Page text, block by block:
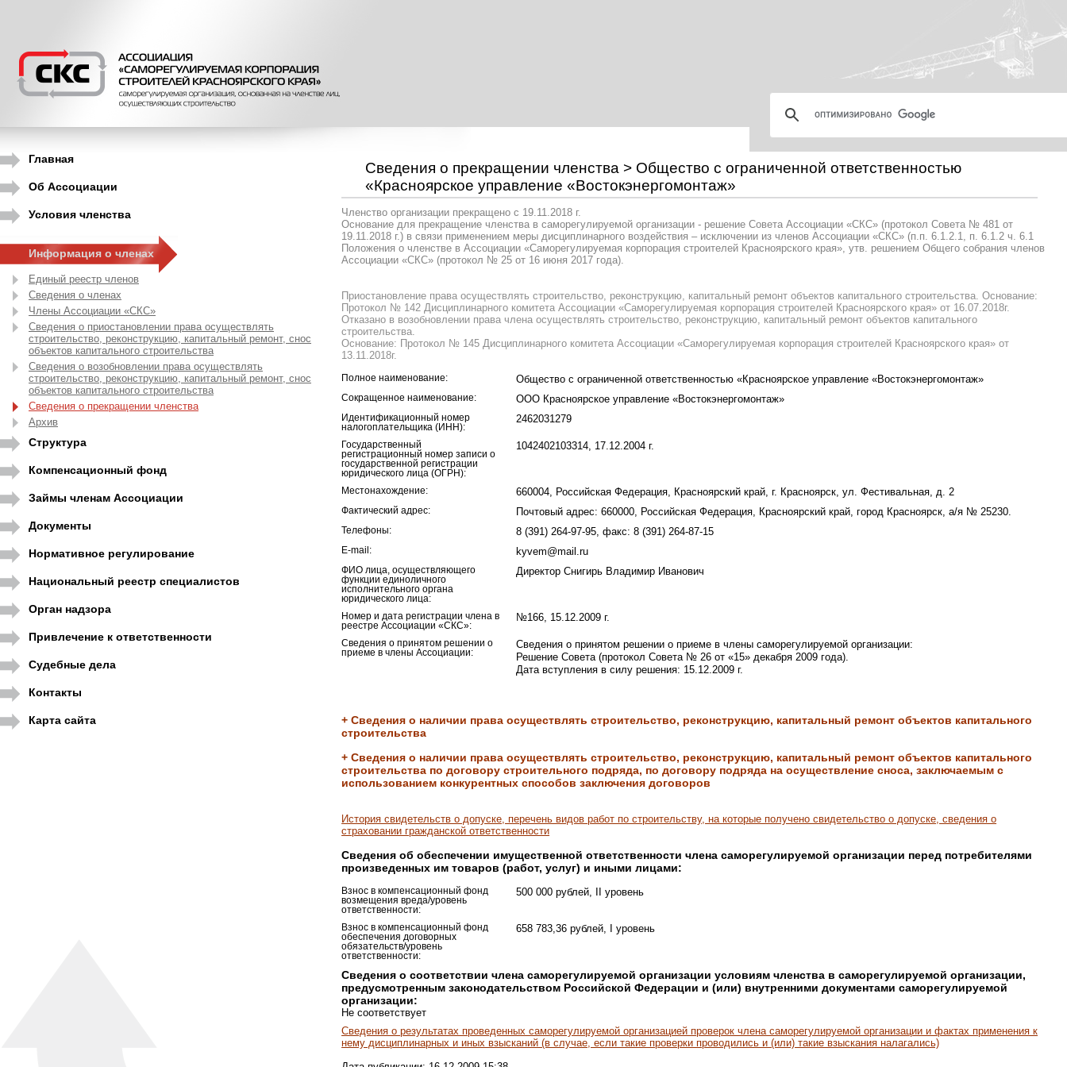
Главная
Об Ассоциации
Условия членства
Информация о членах
Единый реестр членов
Сведения о членах
Члены Ассоциации «СКС»
Сведения о приостановлении права осуществлять
строительство, реконструкцию, капитальный ремонт, снос
объектов капитального строительства
Сведения о возобновлении права осуществлять
строительство, реконструкцию, капитальный ремонт, снос
объектов капитального строительства
Сведения о прекращении членства
Архив
Структура
Компенсационный фонд
Займы членам Ассоциации
Документы
Нормативное регулирование
Национальный реестр специалистов
Орган надзора
Привлечение к ответственности
Судебные дела
Контакты
Карта сайта
Сведения о прекращении членства > Общество с ограниченной ответственностью
«Красноярское управление «Востокэнергомонтаж»
Членство организации прекращено с 19.11.2018 г.
Основание для прекращение членства в саморегулируемой организации - решениe Совета Ассоциации «СКС» (протокол Совета № 481 от
19.11.2018 г.) в связи применением меры дисциплинарного воздействия – исключении из членов Ассоциации «СКС» (п.п. 6.1.2.1, п. 6.1.2 ч. 6.1
Положения о членстве в Ассоциации «Саморегулируемая корпорация строителей Красноярского края», утв. решением Общего собрания членов
Ассоциации «СКС» (протокол № 25 от 16 июня 2017 года).
Приостановление права осуществлять строительство, реконструкцию, капитальный ремонт объектов капитального строительства. Основание:
Протокол № 142 Дисциплинарного комитета Ассоциации «Саморегулируемая корпорация строителей Красноярского края» от 16.07.2018г.
Отказано в возобновлении права члена осуществлять строительство, реконструкцию, капитальный ремонт объектов капитального
строительства.
Основание: Протокол № 145 Дисциплинарного комитета Ассоциации «Саморегулируемая корпорация строителей Красноярского края» от
13.11.2018г.
Полное наименование: Общество с ограниченной ответственностью «Красноярское управление «Востокэнергомонтаж»
Сокращенное наименование: ООО Красноярское управление «Востокэнергомонтаж»
Идентификационный номер
налогоплательщика (ИНН):
2462031279
Государственный
регистрационный номер записи о
государственной регистрации
юридического лица (ОГРН):
1042402103314, 17.12.2004 г.
Местонахождение: 660004, Российская Федерация, Красноярский край, г. Красноярск, ул. Фестивальная, д. 2
Фактический адрес: Почтовый адрес: 660000, Российская Федерация, Красноярский край, город Красноярск, а/я № 25230.
Телефоны: 8 (391) 264-97-95, факс: 8 (391) 264-87-15
E-mail: kyvem@mail.ru
ФИО лица, осуществляющего
функции единоличного
исполнительного органа
юридического лица:
Директор Снигирь Владимир Иванович
Номер и дата регистрации члена в
реестре Ассоциации «СКС»:
№166, 15.12.2009 г.
Сведения о принятом решении о
приеме в члены Ассоциации:
Сведения о принятом решении о приеме в члены саморегулируемой организации:
Решение Совета (протокол Совета № 26 от «15» декабря 2009 года).
Дата вступления в силу решения: 15.12.2009 г.
+ Сведения о наличии права осуществлять строительство, реконструкцию, капитальный ремонт объектов капитального
строительства
+ Сведения о наличии права осуществлять строительство, реконструкцию, капитальный ремонт объектов капитального
строительства по договору строительного подряда, по договору подряда на осуществление сноса, заключаемым с
использованием конкурентных способов заключения договоров
История свидетельств о допуске, перечень видов работ по строительству, на которые получено свидетельство о допуске, сведения о
страховании гражданской ответственности
Сведения об обеспечении имущественной ответственности члена саморегулируемой организации перед потребителями
произведенных им товаров (работ, услуг) и иными лицами:
Взнос в компенсационный фонд
возмещения вреда/уровень
ответственности:
500 000 рублей, II уровень
Взнос в компенсационный фонд
обеспечения договорных
обязательств/уровень
ответственности:
658 783,36 рублей, I уровень
Сведения о соответствии члена саморегулируемой организации условиям членства в саморегулируемой организации,
предусмотренным законодательством Российской Федерации и (или) внутренними документами саморегулируемой
организации:
Не соответствует
Сведения о результатах проведенных саморегулируемой организацией проверок члена саморегулируемой организации и фактах применения к
нему дисциплинарных и иных взысканий (в случае, если такие проверки проводились и (или) такие взыскания налагались)